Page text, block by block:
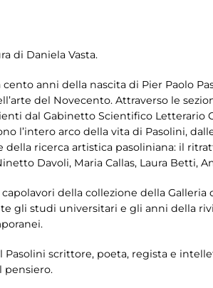
di Daniela Vasta.
anni della nascita di Pier Paolo
del Novecento. Attraverso le
dal Gabinetto Scientifico Letterario
l’intero arco della vita di Pasolini,
ricerca artistica pasoliniana: il
Davoli, Maria Callas, Laura Betti,
della collezione della Galleria
gli studi universitari e gli anni della
scrittore, poeta, regista e
pensiero.